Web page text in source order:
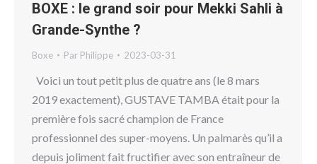
BOXE : le grand soir pour Mekki Sahli à
Grande-Synthe ?
Boxe Par Philippe 2023-03-31
Voici un tout petit plus de quatre ans (le 8 mars
2019 exactement), GUSTAVE TAMBA était pour la
première fois sacré champion de France
professionnel des super-moyens. Un palmarès qu’il a
depuis joliment fait fructifier avec son entraîneur de